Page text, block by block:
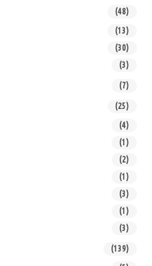
(48)
(13)
(30)
(3)
(7)
(25)
(4)
(1)
(2)
(1)
(3)
(1)
(3)
(139)